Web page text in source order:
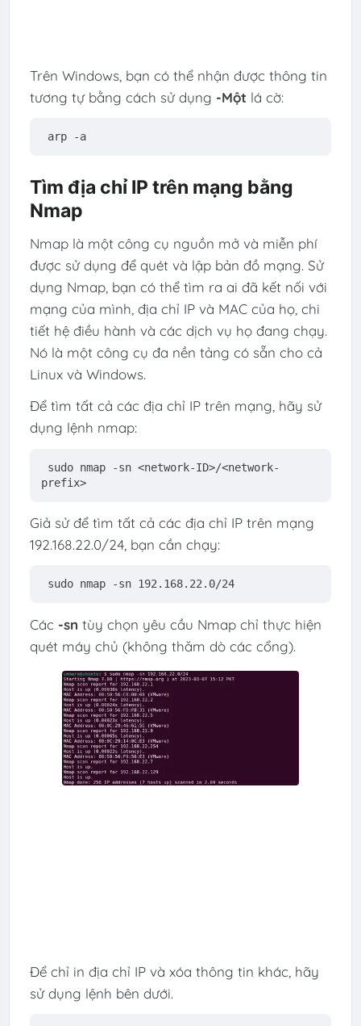
Trên Windows, bạn có thể nhận được thông tin
tương tự bằng cách sử dụng -Một lá cờ:
arp -a
Tìm địa chỉ IP trên mạng bằng
Nmap
Nmap là một công cụ nguồn mở và miễn phí
được sử dụng để quét và lập bản đồ mạng. Sử
dụng Nmap, bạn có thể tìm ra ai đã kết nối với
mạng của mình, địa chỉ IP và MAC của họ, chi
tiết hệ điều hành và các dịch vụ họ đang chạy.
Nó là một công cụ đa nền tảng có sẵn cho cả
Linux và Windows.
Để tìm tất cả các địa chỉ IP trên mạng, hãy sử
dụng lệnh nmap:
sudo nmap -sn <network-ID>/<network-
prefix>
Giả sử để tìm tất cả các địa chỉ IP trên mạng
192.168.22.0/24, bạn cần chạy:
sudo nmap -sn 192.168.22.0/24
Các -sn tùy chọn yêu cầu Nmap chỉ thực hiện
quét máy chủ (không thăm dò các cổng).
Để chỉ in địa chỉ IP và xóa thông tin khác, hãy
sử dụng lệnh bên dưới.